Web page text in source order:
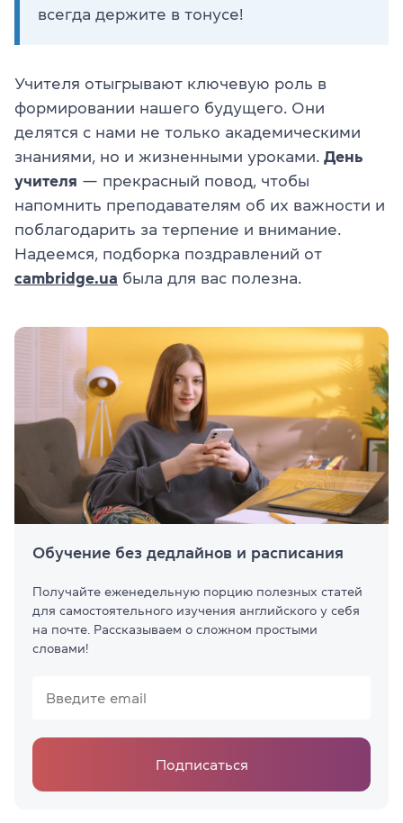
всегда держите в тонусе!
Учителя отыгрывают ключевую роль в
формировании нашего будущего. Они
делятся с нами не только академическими
знаниями, но и жизненными уроками. День
учителя — прекрасный повод, чтобы
напомнить преподавателям об их важности и
поблагодарить за терпение и внимание.
Надеемся, подборка поздравлений от
cambridge.ua была для вас полезна.
Обучение без дедлайнов и расписания
Получайте еженедельную порцию полезных статей
для самостоятельного изучения английского у себя
на почте. Рассказываем о сложном простыми
словами!
Подписаться